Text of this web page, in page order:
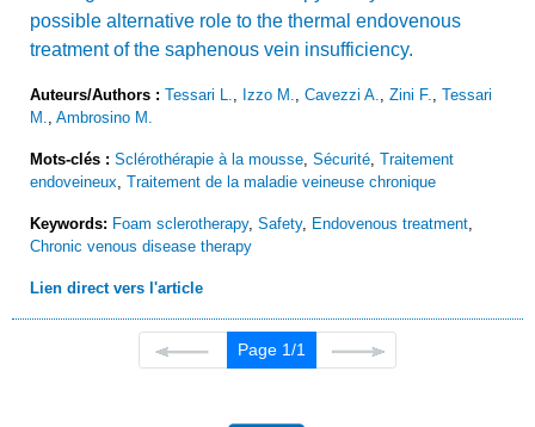
possible alternative role to the thermal endovenous
treatment of the saphenous vein insufficiency.
Auteurs/Authors : Tessari L. Izzo M. Cavezzi A. Zini F.
Tessari
M.
Ambrosino M.
Mots-clés : Sclérothérapie à la mousse Sécurité Traitement
endoveineux Traitement de la maladie veineuse chronique
Keywords: Foam sclerotherapy, Safety, Endovenous treatment
Chronic venous disease therapy
Lien direct vers l'article
Page 1/1